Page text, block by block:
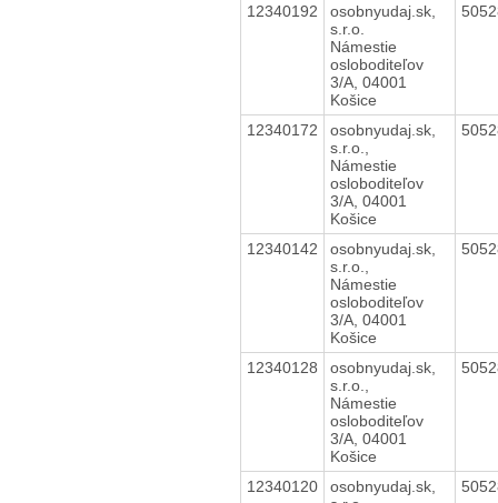
12340192
osobnyudaj.sk,
s.r.o.
Námestie
osloboditeľov
3/A, 04001
Košice
12340172
osobnyudaj.sk,
s.r.o.,
Námestie
osloboditeľov
3/A, 04001
Košice
12340142
osobnyudaj.sk,
s.r.o.,
Námestie
osloboditeľov
3/A, 04001
Košice
12340128
osobnyudaj.sk,
s.r.o.,
Námestie
osloboditeľov
3/A, 04001
Košice
12340120
osobnyudaj.sk,